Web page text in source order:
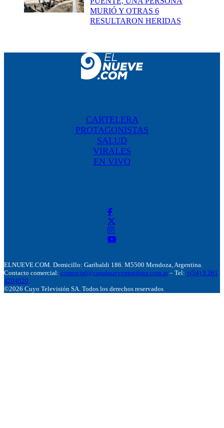
MURIÓ Y OTRAS 6
RESULTARON HERIDAS
CARTELERA
PROTAGONISTAS
SALUD
VIRALES
EN VIVO
ELNUEVE.COM. Domicillo: Garibaldi 186. M5500 Mendoza, Argentina.
Contacto comercial: comercial@canalnuevemendoza.com.ar – Tel: +(54) 9 261
4204020
©2026 Cuyo Televisión SA. Todos los derechos reservados